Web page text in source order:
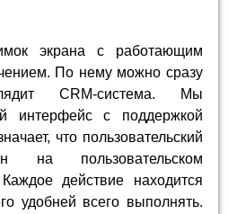
экрана с работающим
По нему можно сразу
CRM-система. Мы
интерфейс с поддержкой
что пользовательский
на пользовательском
действие находится
удобней всего выполнять.